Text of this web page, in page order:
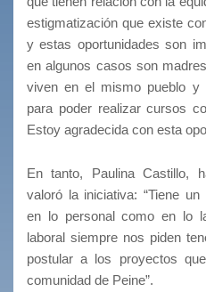
estigmatización que existe
y estas oportunidades son
en algunos casos son
viven en el mismo pueblo y
para poder realizar cursos
Estoy agradecida con esta
En tanto, Paulina Castillo,
valoró la iniciativa: “Tiene
en lo personal como en lo
laboral siempre nos piden
postular a los proyectos
comunidad de Peine”.